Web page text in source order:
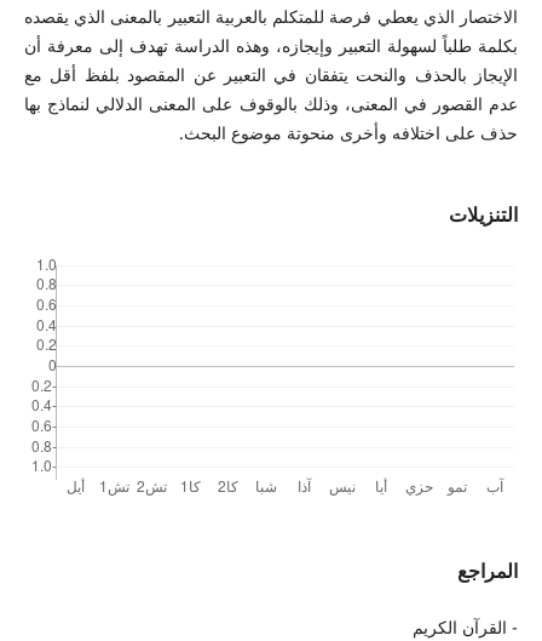
الاختصار الذي يعطي فرصة للمتكلم بالعربية التعبير بالمعنى الذي يقصده
بكلمة طلباً لسهولة التعبير وإيجازه، وهذه الدراسة تهدف إلى معرفة أن
الإيجاز بالحذف والنحت يتفقان في التعبير عن المقصود بلفظ أقل مع
عدم القصور في المعنى، وذلك بالوقوف على المعنى الدلالي لنماذج بها
حذف على اختلافه وأخرى منحوتة موضوع البحث.
التنزيلات
المراجع
- القرآن الكريم